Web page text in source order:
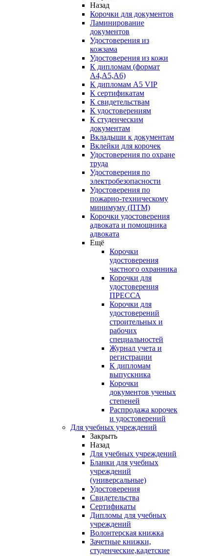
Назад
Корочки для документов
Ламинирование
документов
Удостоверения из
кожзама
Удостоверения из кожи
К дипломам (формат
А4,А5,А6)
К дипломам А5 VIP
К сертификатам
К свидетельствам
К удостоверениям
К студенческим
документам
Вкладыши к документам
Вклейки для корочек
Удостоверения по охране
труда
Удостоверения по
электробезопасности
Удостоверения по
пожарно-техническому
минимуму (ПТМ)
Корочки удостоверения
адвоката и помощника
адвоката
Ещё
Корочки
удостоверения
частного охранника
Корочки для
удостоверения
ПРЕССА
Корочки для
удостоверений
строительных и
рабочих
специальностей
Журнал учета и
регистрации
К дипломам
выпускника
Корочки
документов ученых
степеней
Распродажа корочек
и удостоверений
Для учебных учреждений
Закрыть
Назад
Для учебных учреждений
Бланки для учебных
учреждений
(универсальные)
Удостоверения
Свидетельства
Сертификаты
Дипломы для учебных
учреждений
Волонтерская книжка
Зачетные книжки,
студенческие,кадетские